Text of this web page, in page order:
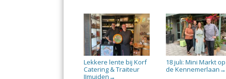
Lekkere lente bij Korf
Catering & Traiteur
IJmuiden →
18 juli: Mini Markt op
de Kennemerlaan →